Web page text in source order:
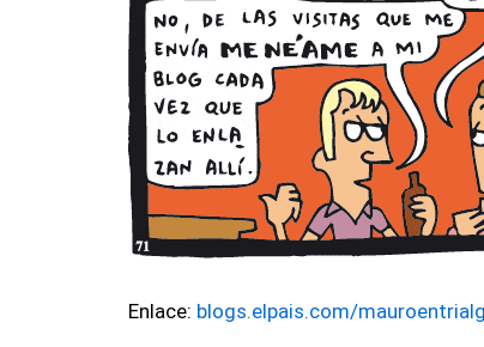
Enlace: blogs.elpais.com/